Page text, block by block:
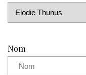
Nom